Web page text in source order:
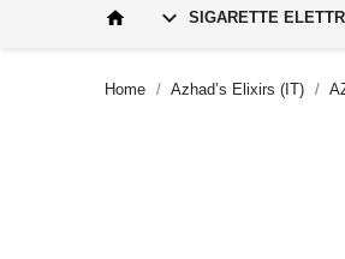
  SIGARETTE
Home Azhad’s Elixirs (IT)